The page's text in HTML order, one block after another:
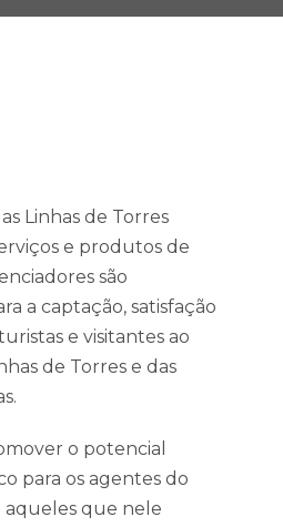
Linhas de Torres
e produtos de
são
a captação, satisfação
e visitantes ao
de Torres e das
o potencial
para os agentes do
que nele